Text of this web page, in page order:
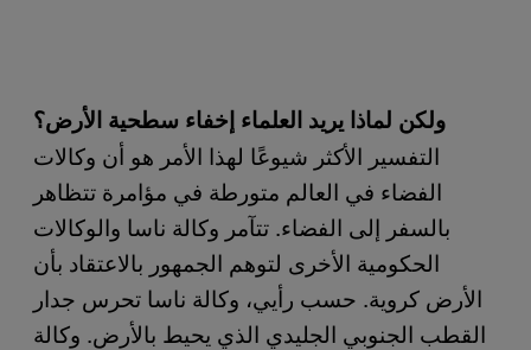
ولكن لماذا يريد العلماء إخفاء سطحية الأرض؟
التفسير الأكثر شيوعًا لهذا الأمر هو أن وكالات
الفضاء في العالم متورطة في مؤامرة تتظاهر
بالسفر إلى الفضاء. تتآمر وكالة ناسا والوكالات
الحكومية الأخرى لتوهم الجمهور بالاعتقاد بأن
الأرض كروية. حسب رأيي، وكالة ناسا تحرس جدار
القطب الجنوبي الجليدي الذي يحيط بالأرض. وكالة